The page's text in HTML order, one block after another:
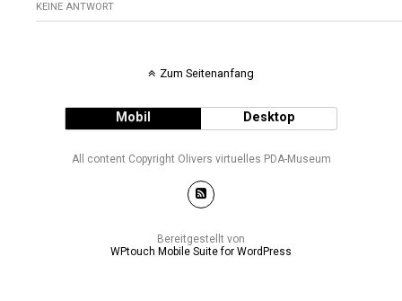
KEINE ANTWORT
Zum Seitenanfang
Mobil Desktop
All content Copyright Olivers virtuelles PDA-Museum
Bereitgestellt von
WPtouch Mobile Suite for WordPress